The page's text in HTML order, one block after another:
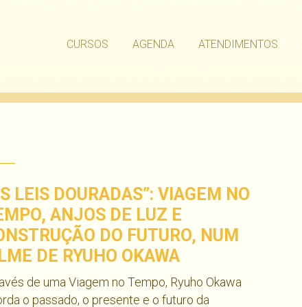
CURSOS AGENDA ATENDIMENTOS
LEIS DOURADAS”: VIAGEM NO
ANJOS DE LUZ E
DO FUTURO, NUM
DE RYUHO OKAWA
de uma Viagem no Tempo, Ryuho Okawa
o passado, o presente e o futuro da